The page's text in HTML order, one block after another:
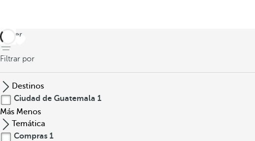
volver
Filtrar por
Destinos
Ciudad de Guatemala 1
Más Menos
Temática
Compras 1